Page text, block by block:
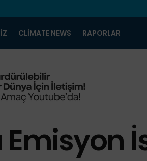
CLIMATE NEWS RAPORLAR